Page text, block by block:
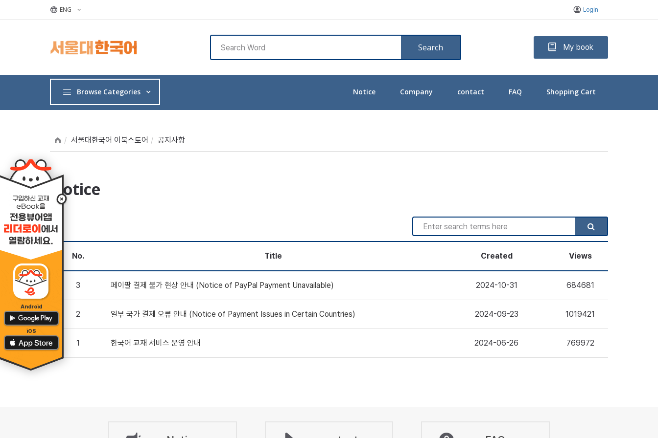
ENG Login
Search My book
Browse Categories Notice Company contact FAQ Shopping Cart
서울대한국어 이북스토어 공지사항
Notice
No. Title Created Views
3 페이팔 결제 불가 현상 안내 (Notice of PayPal Payment Unavailable) 2024-10-31 684681
2 일부 국가 결제 오류 안내 (Notice of Payment Issues in Certain Countries) 2024-09-23 1019421
1 한국어 교재 서비스 운영 안내 2024-06-26 769972
Android
iOS